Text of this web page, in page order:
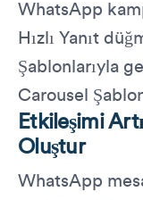
WhatsApp
Hızlı Yanıt
Şablonlarıyla
Carousel
Etkileşimi
Oluştur
WhatsApp